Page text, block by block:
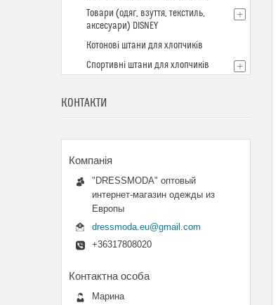
Товари (одяг, взуття, текстиль,
аксесуари) DISNEY
Котонові штани для хлопчиків
Спортивні штани для хлопчиків
КОНТАКТИ
"DRESSMODA" оптовый
интернет-магазин одежды из
Европы
dressmoda.eu@gmail.com
+36317808020
Марина